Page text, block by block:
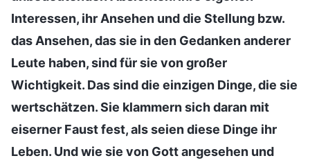
Interessen, ihr Ansehen und die Stellung bzw.
das Ansehen, das sie in den Gedanken anderer
Leute haben, sind für sie von großer
Wichtigkeit. Das sind die einzigen Dinge, die sie
wertschätzen. Sie klammern sich daran mit
eiserner Faust fest, als seien diese Dinge ihr
Leben. Und wie sie von Gott angesehen und